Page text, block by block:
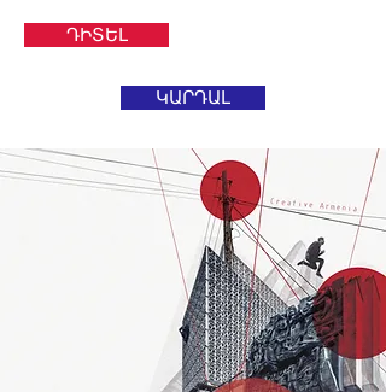
ԴԻՏԵԼ
ԿԱՐԴԱԼ